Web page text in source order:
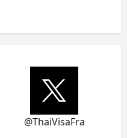
@ThaiVisaFra